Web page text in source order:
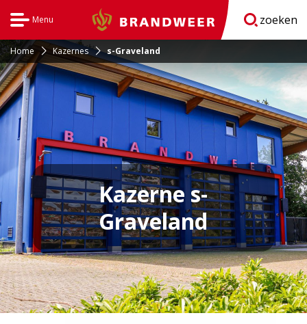
Menu Brandweer zoeken
Home Kazernes s-Graveland
Kazerne s-
Graveland